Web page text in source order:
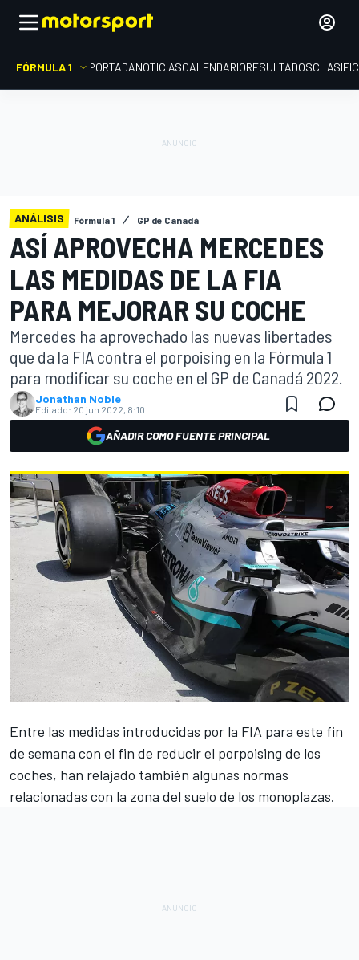
FÓRMULA 1 PORTADANOTICIASCALENDARIORESULTADOS
ANÁLISIS Fórmula 1 GP de Canadá
ASÍ APROVECHA MERCEDES
LAS MEDIDAS DE LA FIA
PARA MEJORAR SU COCHE
Mercedes ha aprovechado las nuevas libertades
que da la FIA contra el porpoising en la Fórmula 1
para modificar su coche en el GP de Canadá 2022.
Jonathan Noble
Editado: 20 jun 2022, 8:10
AÑADIR COMO FUENTE PRINCIPAL
Entre las medidas introducidas por la FIA para este fin
de semana con el fin de reducir el porpoising de los
coches, han relajado también algunas normas
relacionadas con la zona del suelo de los monoplazas.